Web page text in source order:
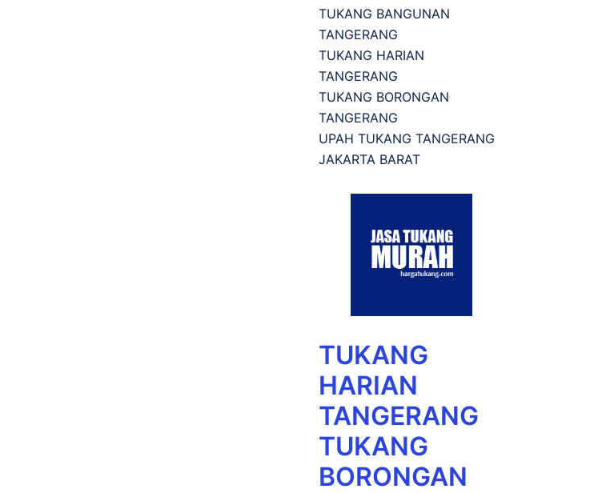
TUKANG BANGUNAN
TANGERANG
TUKANG HARIAN
TANGERANG
TUKANG BORONGAN
TANGERANG
UPAH TUKANG TANGERANG
JAKARTA BARAT
TUKANG
HARIAN
TANGERANG
TUKANG
BORONGAN